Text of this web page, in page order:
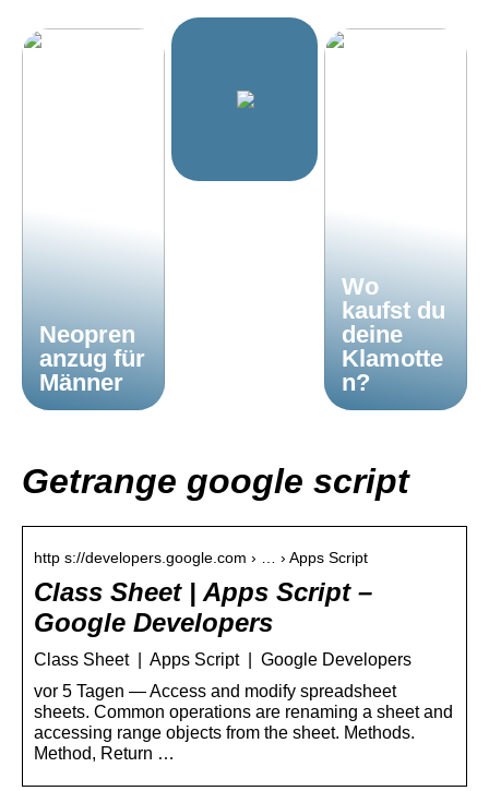
Neopren
anzug für
Männer
Wo
kaufst du
deine
Klamotte
n?
Getrange google script
http s://developers.google.com › … › Apps Script
Class Sheet | Apps Script –
Google Developers
Class Sheet | Apps Script | Google Developers
vor 5 Tagen — Access and modify spreadsheet
sheets. Common operations are renaming a sheet and
accessing range objects from the sheet. Methods.
Method, Return …